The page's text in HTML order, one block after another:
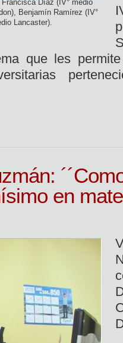
Díaz (IV° medio
Benjamín Ramírez (IV°
Lancaster).
que les
en